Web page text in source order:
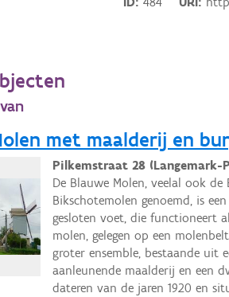
met maalderij en
Pilkemstraat 28 (Langemark-
De Blauwe Molen, veelal ook de
Bikschotemolen genoemd, is
gesloten voet, die functioneert
molen, gelegen op een
groter ensemble, bestaande uit
aanleunende maalderij en een
dateren van de jaren 1920 en